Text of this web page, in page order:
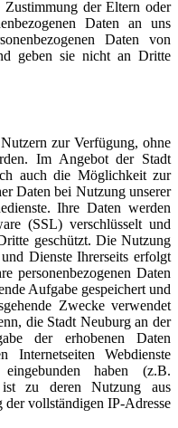
Zustimmung der Eltern oder
Daten an uns
Daten von
geben sie nicht an Dritte
zur Verfügung, ohne
Im Angebot der Stadt
auch die Möglichkeit zur
Daten bei Nutzung unserer
Ihre Daten werden
(SSL) verschlüsselt und
geschützt. Die Nutzung
Dienste Ihrerseits erfolgt
personenbezogenen Daten
Aufgabe gespeichert und
Zwecke verwendet
die Stadt Neuburg an der
der erhobenen Daten
Webdienste
haben (z.B.
ist zu deren Nutzung aus
vollständigen IP-Adresse